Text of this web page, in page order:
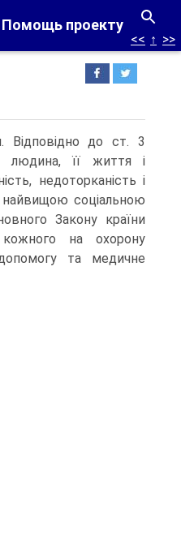
Помощь проекту
<< ↑ >>
Відповідно до ст. 3
людина, її життя і
недоторканість і
соціальною
Закону країни
на охорону
та медичне